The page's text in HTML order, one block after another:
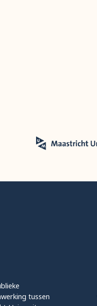
tussen